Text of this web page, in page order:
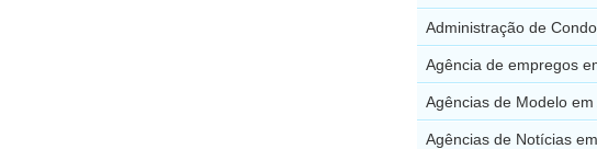
Administração de
Agência de empregos
Agências de Modelo em
Agências de Notícias